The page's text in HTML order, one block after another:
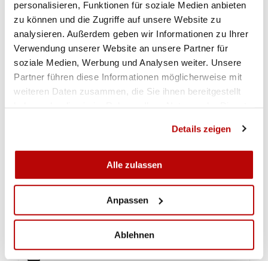
personalisieren, Funktionen für soziale Medien anbieten
zu können und die Zugriffe auf unsere Website zu
analysieren. Außerdem geben wir Informationen zu Ihrer
Verwendung unserer Website an unsere Partner für
soziale Medien, Werbung und Analysen weiter. Unsere
Partner führen diese Informationen möglicherweise mit
weiteren Daten zusammen, die Sie ihnen bereitgestellt
Details zeigen
Alle zulassen
Anpassen
Ablehnen
Die Resultate der zwei weiteren Schweizer
Schützinnen: Chiara Leone klassierte sich mit
622.4 Punkten auf Rang 25, gefolgt von Franziska
Stark auf dem 40. Platz mit 616.3.
Insgesamt nahmen 51 Schützinnen am
Teodora Vukojevic mit 631.1 Punkten.
RESULTATE
Gewehr 10m Männer Qualifikation
Gewehr 10m Frauen Qualifikation